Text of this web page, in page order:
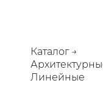
Каталог →
Линейные